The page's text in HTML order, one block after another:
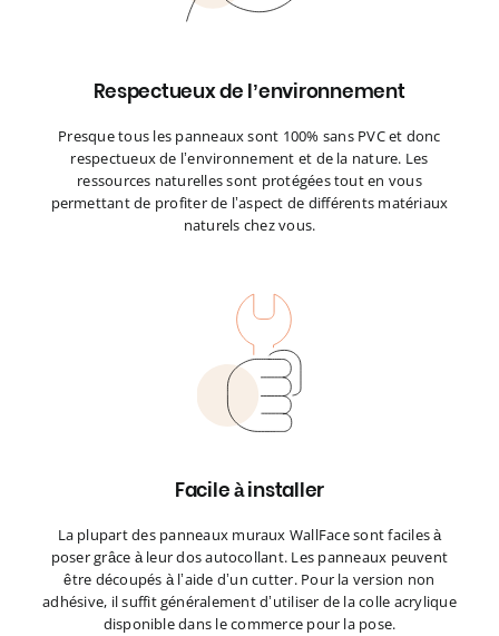
Respectueux de l’environnement
Presque tous les panneaux sont 100% sans PVC et donc
respectueux de l’environnement et de la nature. Les
ressources naturelles sont protégées tout en vous
permettant de profiter de l’aspect de différents matériaux
naturels chez vous.
Facile à installer
La plupart des panneaux muraux WallFace sont faciles à
poser grâce à leur dos autocollant. Les panneaux peuvent
être découpés à l’aide d’un cutter. Pour la version non
adhésive, il suffit généralement d’utiliser de la colle acrylique
disponible dans le commerce pour la pose.